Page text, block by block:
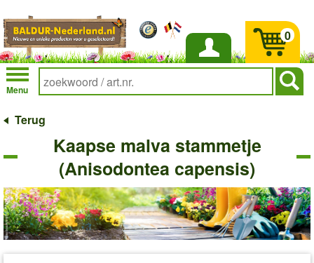
Inloggen
Menu
0
Terug
Kaapse malva stammetje
(Anisodontea capensis)